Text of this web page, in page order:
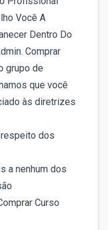
Você A
Dentro Do
Comprar
grupo de
que você
às diretrizes
dos
a nenhum dos
Curso